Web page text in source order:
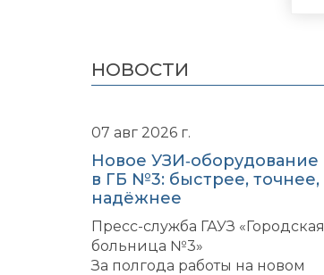
НОВОСТИ
07 авг 2026 г.
Новое УЗИ‑оборудование
в ГБ №3: быстрее, точнее,
надёжнее
Пресс-служба ГАУЗ «Городская
больница №3»
За полгода работы на новом